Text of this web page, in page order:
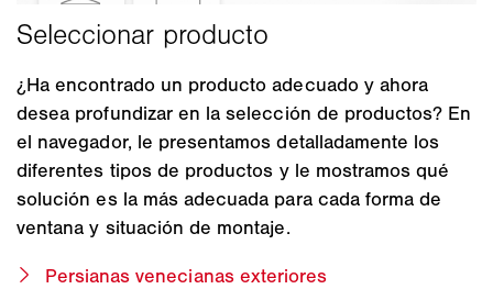
¿Ha encontrado un producto adecuado y ahora
desea profundizar en la selección de productos? En
el navegador, le presentamos detalladamente los
diferentes tipos de productos y le mostramos qué
solución es la más adecuada para cada forma de
ventana y situación de montaje.
Persianas venecianas exteriores